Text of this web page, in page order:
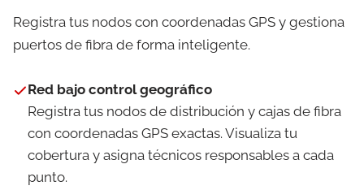
Registra tus nodos con coordenadas GPS y gestiona
puertos de fibra de forma inteligente.
Red bajo control geográfico
Registra tus nodos de distribución y cajas de fibra
con coordenadas GPS exactas. Visualiza tu
cobertura y asigna técnicos responsables a cada
punto.